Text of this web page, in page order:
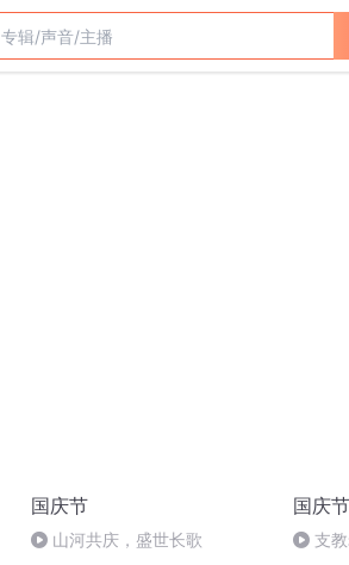
国庆节
山河共庆，盛世长歌
国庆节
支